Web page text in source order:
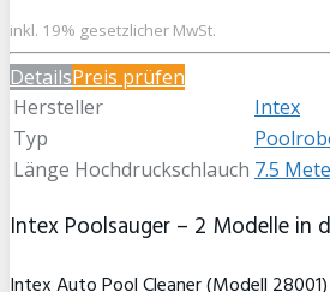
inkl. 19% gesetzlicher MwSt.
DetailsPreis prüfen
Hersteller
Intex
Typ
Länge Hochdruckschlauch 7.5
Intex Poolsauger – 2 Modelle in